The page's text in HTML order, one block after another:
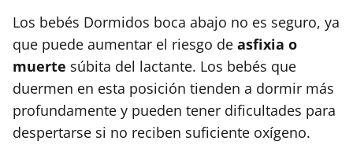
Los bebés Dormidos boca abajo no es seguro, ya
que puede aumentar el riesgo de asfixia o
muerte súbita del lactante. Los bebés que
duermen en esta posición tienden a dormir más
profundamente y pueden tener dificultades para
despertarse si no reciben suficiente oxígeno.